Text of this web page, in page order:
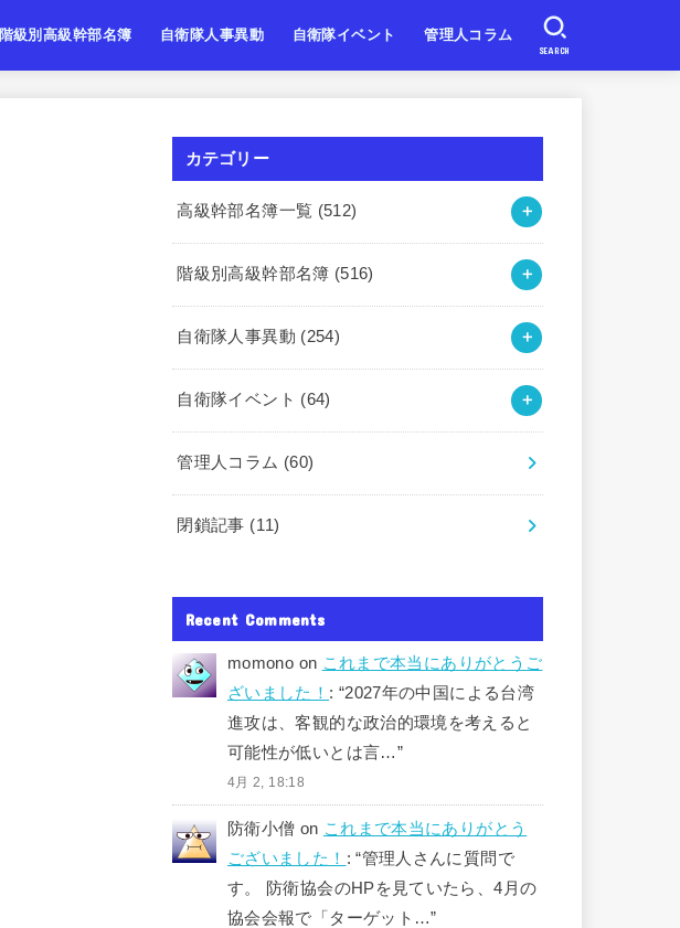
階級別高級幹部名簿 自衛隊人事異動 自衛隊イベント 管理人コラム
SEARCH
カテゴリー
高級幹部名簿一覧 (512)
階級別高級幹部名簿 (516)
自衛隊人事異動 (254)
自衛隊イベント (64)
管理人コラム (60)
閉鎖記事 (11)
Recent Comments
momono on これまで本当にありがとうご
ざいました！ : “2027年の中国による台湾
進攻は、客観的な政治的環境を考えると
可能性が低いとは言…”
4月 2, 18:18
防衛小僧 on これまで本当にありがとう
ございました！ : “管理人さんに質問で
す。 防衛協会のHPを見ていたら、4月の
協会会報で「ターゲット…”